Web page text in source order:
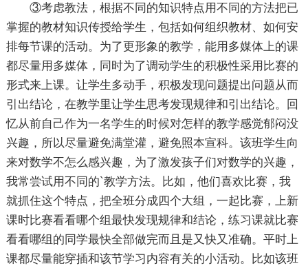
③考虑教法，根据不同的知识特点用不同的方法把已
掌握的教材知识传授给学生，包括如何组织教材、如何安
排每节课的活动。为了更形象的教学，能用多媒体上的课
都尽量用多媒体，同时为了调动学生的积极性采用比赛的
形式来上课。让学生多动手，积极发现问题提出问题从而
引出结论，在教学里让学生思考发现规律和引出结论。回
忆从前自己作为一名学生的时候对怎样的教学感觉郁闷没
兴趣，所以尽量避免满堂灌，避免照本宣科。该班学生向
来对数学不怎么感兴趣，为了激发孩子们对数学的兴趣，
我常尝试用不同的`教学方法。比如，他们喜欢比赛，我
就抓住这个特点，把全班分成四个大组，一起比赛，上新
课时比赛看看哪个组最快发现规律和结论，练习课就比赛
看看哪组的同学最快全部做完而且是又快又准确。平时上
课都尽量能穿插和该节学习内容有关的小活动。比如该班